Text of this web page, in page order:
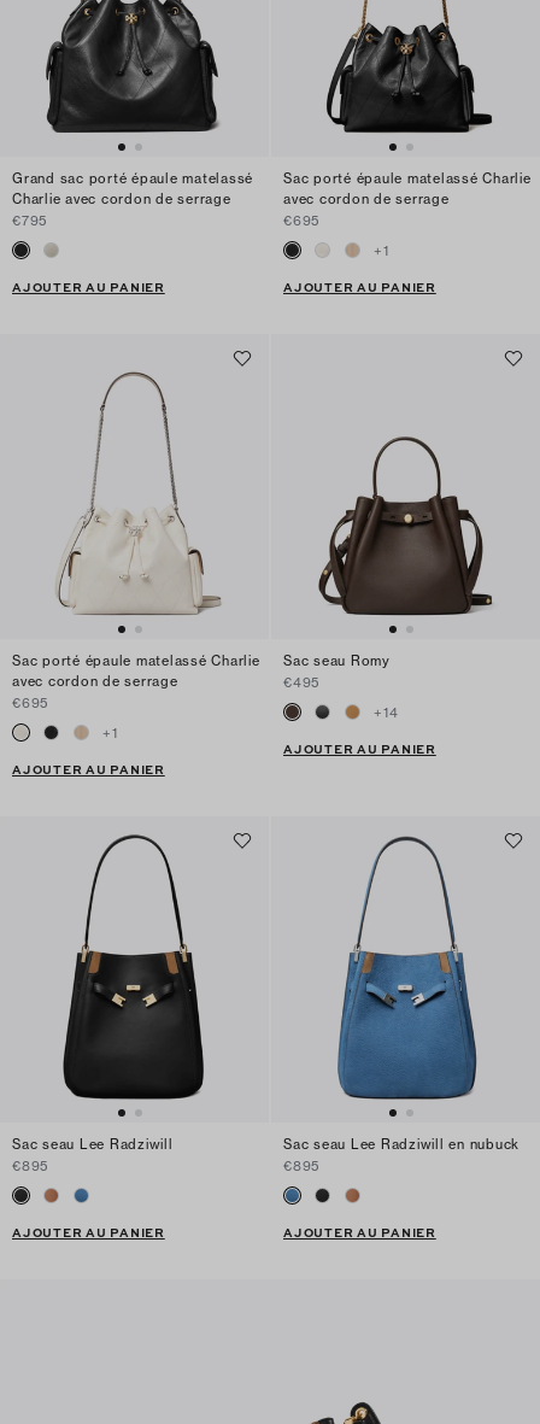
Grand sac porté épaule matelassé
Charlie avec cordon de serrage
€795
AJOUTER AU PANIER
Sac porté épaule matelassé Charlie
avec cordon de serrage
€695
+1
AJOUTER AU PANIER
Sac porté épaule matelassé Charlie
avec cordon de serrage
€695
+1
AJOUTER AU PANIER
Sac seau Romy
€495
+14
AJOUTER AU PANIER
Sac seau Lee Radziwill
€895
AJOUTER AU PANIER
Sac seau Lee Radziwill en nubuck
€895
AJOUTER AU PANIER